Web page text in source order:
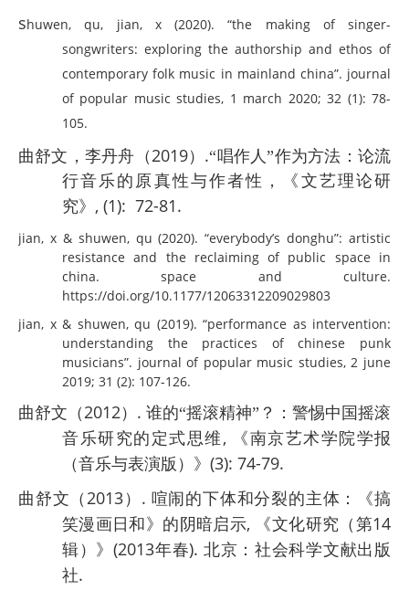
shuwen, qu, jian, x (2020). “the making of singer-
songwriters: exploring the authorship and ethos of
contemporary folk music in mainland china”. journal
of popular music studies, 1 march 2020; 32 (1): 78-
105.
曲舒文，李丹舟（2019） .“唱作人”作为方法：论流
行音乐的原真性与作者性，《文艺理论研
究》 , (1): 72-81.
jian, x & shuwen, qu (2020). “everybody’s donghu”: artistic
resistance and the reclaiming of public space in
china. space and culture.
https://doi.org/10.1177/12063312209029803
jian, x & shuwen, qu (2019). “performance as intervention:
understanding the practices of chinese punk
musicians”. journal of popular music studies, 2 june
2019; 31 (2): 107-126.
曲舒文（2012） . 谁的“摇滚精神”？：警惕中国摇滚
音乐研究的定式思维 ,
《南京艺术学院学报
（音乐与表演版）》 (3): 74-79.
曲舒文（2013 ） . 喧闹的下体和分裂的主体：《搞
笑漫画日和》的阴暗启示, 《文化研究（第14
辑）》(2013年春). 北京：社会科学文献出版
社.